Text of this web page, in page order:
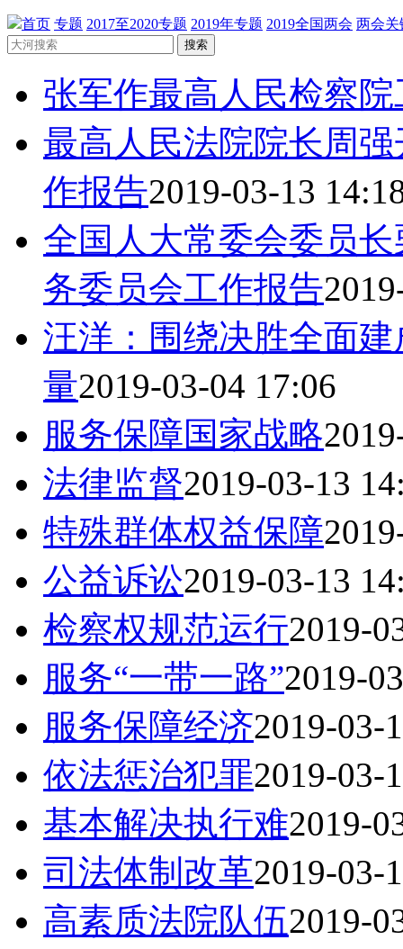
首页 专题 2017至2020专题 2019年专题 2019全国两会 两会关
搜索
张军作最高人民检察
最高人民法院院长周
作报告2019-03-13
全国人大常委会委员
务委员会工作报告
汪洋：围绕决胜全面
量2019-03-04 17:06
服务保障国家战略
法律监督2019-03-13
特殊群体权益保障
公益诉讼2019-03-13
检察权规范运行2019-
服务“一带一路”2019-
服务保障经济2019-03-
依法惩治犯罪2019-03-
基本解决执行难2019-
司法体制改革2019-03-
高素质法院队伍2019-